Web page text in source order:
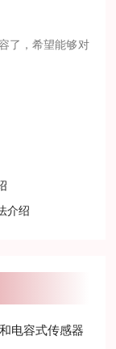
了，希望能够对
介绍
电容式传感器